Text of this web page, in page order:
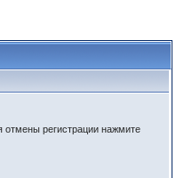
отмены регистрации нажмите